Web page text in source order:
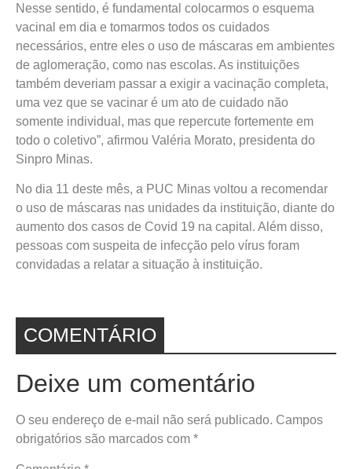
Nesse sentido, é fundamental colocarmos o esquema
vacinal em dia e tomarmos todos os cuidados
necessários, entre eles o uso de máscaras em ambientes
de aglomeração, como nas escolas. As instituições
também deveriam passar a exigir a vacinação completa,
uma vez que se vacinar é um ato de cuidado não
somente individual, mas que repercute fortemente em
todo o coletivo”, afirmou Valéria Morato, presidenta do
Sinpro Minas.
No dia 11 deste mês, a PUC Minas voltou a recomendar
o uso de máscaras nas unidades da instituição, diante do
aumento dos casos de Covid 19 na capital. Além disso,
pessoas com suspeita de infecção pelo vírus foram
convidadas a relatar a situação à instituição.
COMENTÁRIO
Deixe um comentário
O seu endereço de e-mail não será publicado. Campos
obrigatórios são marcados com *